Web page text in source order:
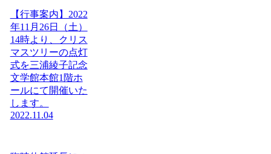
【行事案内】2022
年11月26日（土）
14時より、クリス
マスツリーの点灯
式を三浦綾子記念
文学館本館1階ホ
ールにて開催いた
します。
2022.11.04